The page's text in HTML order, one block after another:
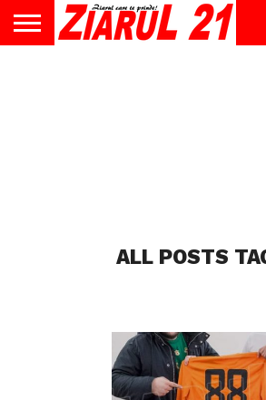
ALL POSTS